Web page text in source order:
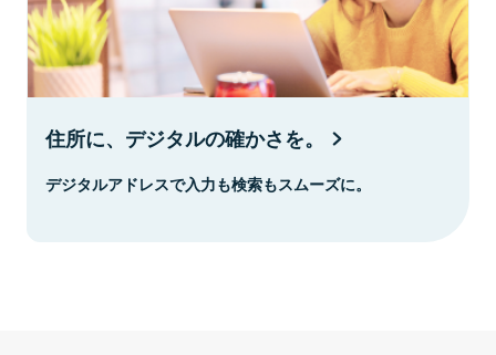
住所に、デジタルの確かさを。
デジタルアドレスで入力も検索もスムーズに。